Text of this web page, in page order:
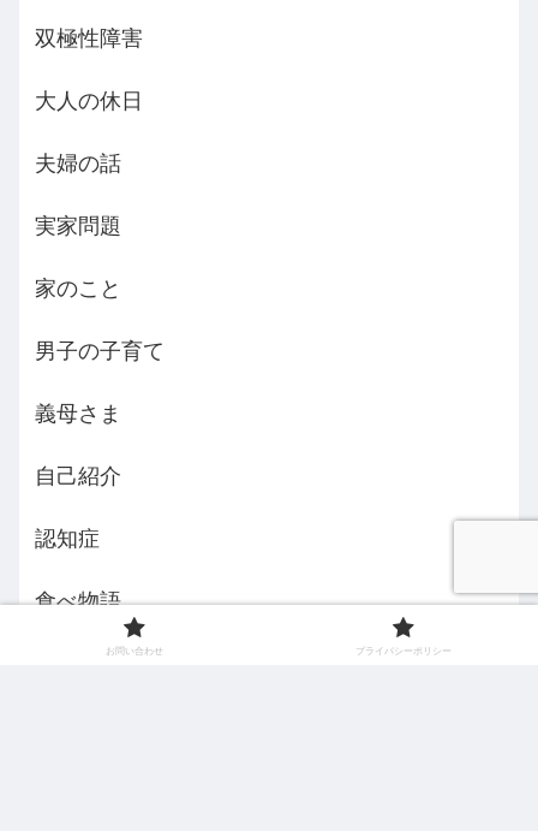
双極性障害
大人の休日
夫婦の話
実家問題
家のこと
男子の子育て
義母さま
自己紹介
認知症
食べ物語
お問い合わせ プライバシーポリシー